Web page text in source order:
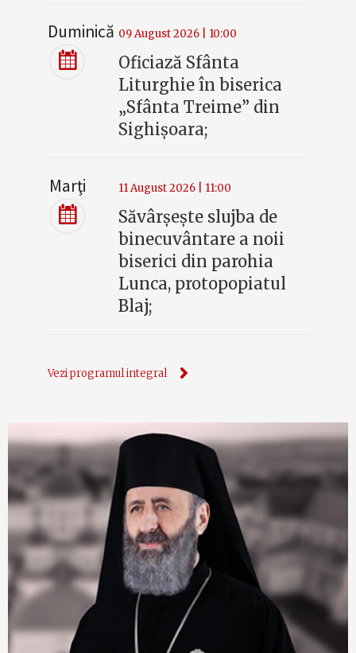
Duminică 09 August 2026 | 10:00
Oficiază Sfânta
Liturghie în biserica
„Sfânta Treime” din
Sighișoara;
Marţi 11 August 2026 | 11:00
Săvârșește slujba de
binecuvântare a noii
biserici din parohia
Lunca, protopopiatul
Blaj;
Vezi programul integral